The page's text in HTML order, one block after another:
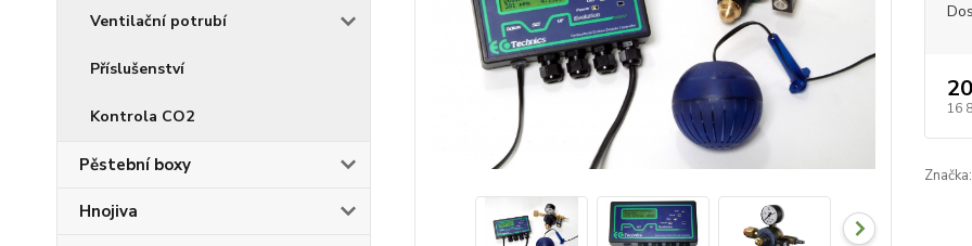
Ventilační potrubí
Příslušenství
Kontrola CO2
Pěstební boxy
Hnojiva
16
Značka: